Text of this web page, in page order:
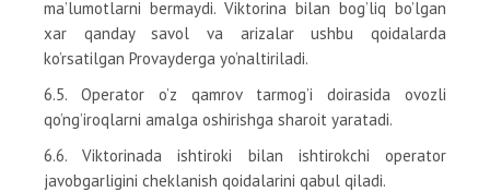
ma’lumotlarni bermaydi. Viktorina bilan bog’liq bo’lgan
xar qanday savol va arizalar ushbu qoidalarda
ko’rsatilgan Provayderga yo’naltiriladi.
6.5. Operator o’z qamrov tarmog’i doirasida ovozli
qo’ng’iroqlarni amalga oshirishga sharoit yaratadi.
6.6. Viktorinada ishtiroki bilan ishtirokchi operator
javobgarligini cheklanish qoidalarini qabul qiladi.